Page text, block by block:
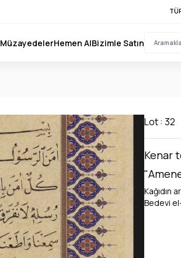
MüzayedelerHemen AlBizimle Satın
Lot : 32
Kenar
Kağıdın
Bedevi